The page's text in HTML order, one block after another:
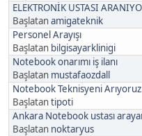
ELEKTRONİK USTASI
Başlatanamigateknik
Personel Arayışı
Başlatan bilgisayarklinigi
Notebook onarımı iş ilanı
Başlatan mustafaozdall
Notebook Teknisyeni
Başlatantipoti
Ankara Notebook ustası
Başlatan noktaryus